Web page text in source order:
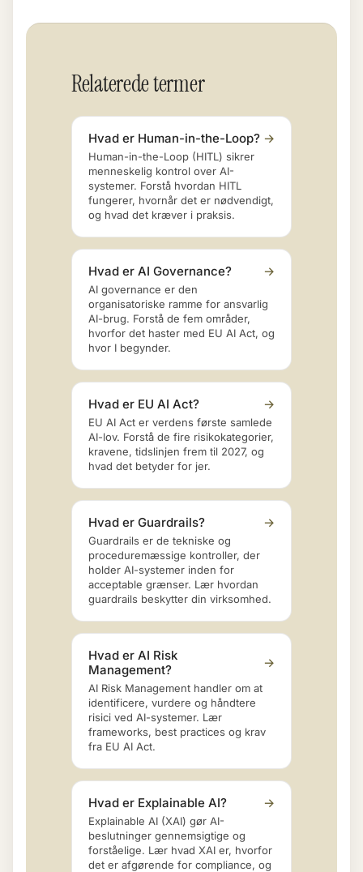
Relaterede termer
Hvad er Human-in-the-Loop? →
Human-in-the-Loop (HITL) sikrer
menneskelig kontrol over AI-
systemer. Forstå hvordan HITL
fungerer, hvornår det er nødvendigt,
og hvad det kræver i praksis.
Hvad er AI Governance? →
AI governance er den
organisatoriske ramme for ansvarlig
AI-brug. Forstå de fem områder,
hvorfor det haster med EU AI Act, og
hvor I begynder.
Hvad er EU AI Act? →
EU AI Act er verdens første samlede
AI-lov. Forstå de fire risikokategorier,
kravene, tidslinjen frem til 2027, og
hvad det betyder for jer.
Hvad er Guardrails? →
Guardrails er de tekniske og
proceduremæssige kontroller, der
holder AI-systemer inden for
acceptable grænser. Lær hvordan
guardrails beskytter din virksomhed.
Hvad er AI Risk
Management?
→
AI Risk Management handler om at
identificere, vurdere og håndtere
risici ved AI-systemer. Lær
frameworks, best practices og krav
fra EU AI Act.
Hvad er Explainable AI? →
Explainable AI (XAI) gør AI-
beslutninger gennemsigtige og
forståelige. Lær hvad XAI er, hvorfor
det er afgørende for compliance, og